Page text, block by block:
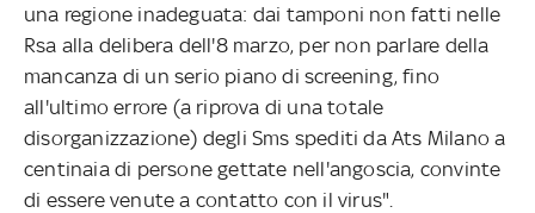
una regione inadeguata: dai tamponi non fatti nelle
Rsa alla delibera dell'8 marzo, per non parlare della
mancanza di un serio piano di screening, fino
all'ultimo errore (a riprova di una totale
disorganizzazione) degli Sms spediti da Ats Milano a
centinaia di persone gettate nell'angoscia, convinte
di essere venute a contatto con il virus".